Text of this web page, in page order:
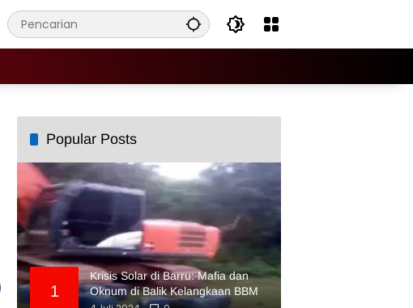
Popular Posts
1
Krisis Solar di Barru: Mafia dan
Oknum di Balik Kelangkaan BBM